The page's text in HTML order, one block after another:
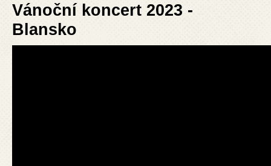
Vánoční koncert 2023 -
Blansko